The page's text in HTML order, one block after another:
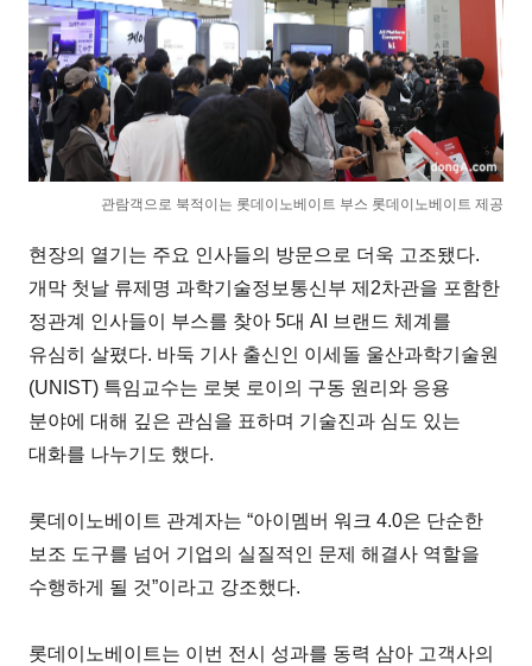
관람객으로 북적이는 롯데이노베이트 부스 롯데이노베이트 제공
현장의 열기는 주요 인사들의 방문으로 더욱 고조됐다.
개막 첫날 류제명 과학기술정보통신부 제2차관을 포함한
정관계 인사들이 부스를 찾아 5대 AI 브랜드 체계를
유심히 살폈다. 바둑 기사 출신인 이세돌 울산과학기술원
(UNIST) 특임교수는 로봇 로이의 구동 원리와 응용
분야에 대해 깊은 관심을 표하며 기술진과 심도 있는
대화를 나누기도 했다.
롯데이노베이트 관계자는 “아이멤버 워크 4.0은 단순한
보조 도구를 넘어 기업의 실질적인 문제 해결사 역할을
수행하게 될 것”이라고 강조했다.
롯데이노베이트는 이번 전시 성과를 동력 삼아 고객사의